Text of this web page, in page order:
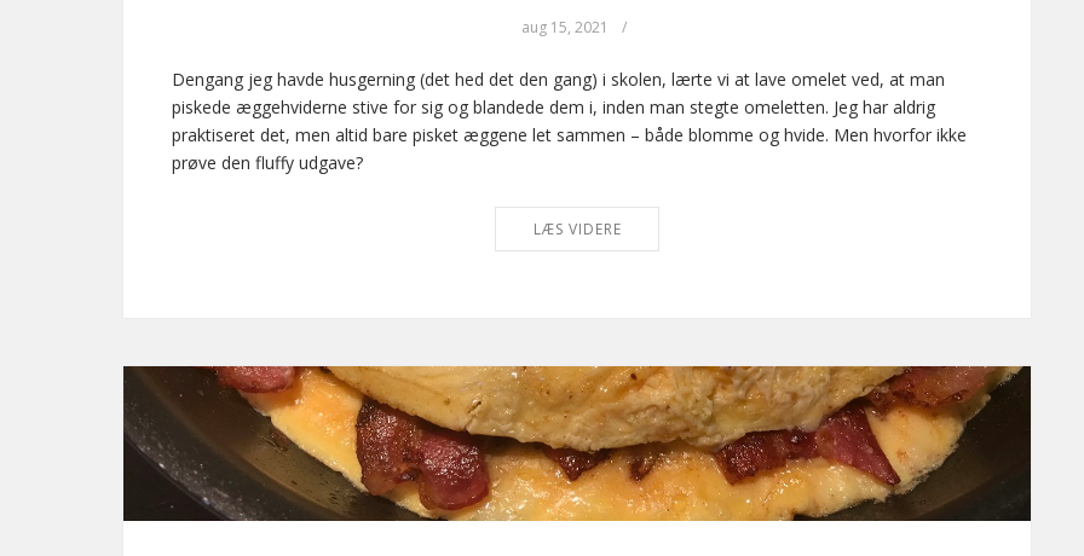
aug 15, 2021 /
Dengang jeg havde husgerning (det hed det den gang) i skolen, lærte vi at lave omelet ved, at man
piskede æggehviderne stive for sig og blandede dem i, inden man stegte omeletten. Jeg har aldrig
praktiseret det, men altid bare pisket æggene let sammen – både blomme og hvide. Men hvorfor ikke
prøve den fluffy udgave?
LÆS VIDERE